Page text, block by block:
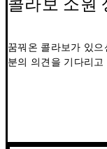
꿈꿔온 콜라보가 있
분의 의견을 기다리고